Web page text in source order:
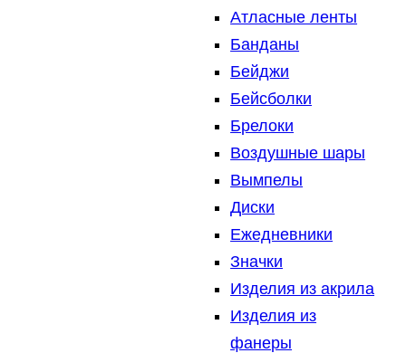
Атласные ленты
Банданы
Бейджи
Бейсболки
Брелоки
Воздушные шары
Вымпелы
Диски
Ежедневники
Значки
Изделия из акрила
Изделия из
фанеры